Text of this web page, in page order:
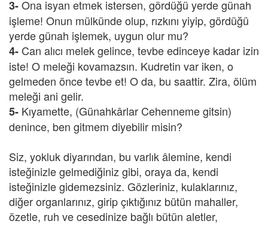
3-Ona isyan etmek istersen, gördüğü yerde günah
işleme! Onun mülkünde olup, rızkını yiyip, gördüğü
yerde günah işlemek, uygun olur mu?
4- Can alıcı melek gelince, tevbe edinceye kadar izin
iste! O meleği kovamazsın. Kudretin var iken, o
gelmeden önce tevbe et! O da, bu saattir. Zira, ölüm
meleği ani gelir.
5- Kıyamette, (Günahkârlar Cehenneme gitsin)
denince, ben gitmem diyebilir misin?
Siz, yokluk diyarından, bu varlık âlemine, kendi
isteğinizle gelmediğiniz gibi, oraya da, kendi
isteğinizle gidemezsiniz. Gözleriniz, kulaklarınız,
diğer organlarınız, girip çıktığınız bütün mahaller,
özetle, ruh ve cesedinize bağlı bütün aletler,